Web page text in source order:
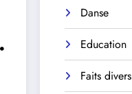
Danse
Education
Faits divers